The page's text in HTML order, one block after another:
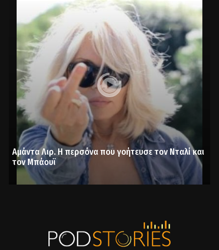
Αμάντα Λιρ. Η περσόνα που γοήτευσε τον Νταλί και
τον Μπάουϊ